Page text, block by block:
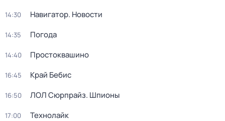
14:30 Навигатор. Новости
14:35 Погода
14:40 Простоквашино
16:45 Край Бебис
16:50 ЛОЛ Сюрпрайз. Шпионы
17:00 Технолайк